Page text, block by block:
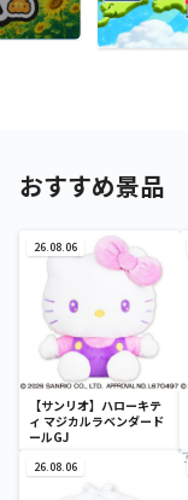
おすすめ景品
26.08.06
【サンリオ】ハローキテ
ィ マジカルラベンダード
ールGJ
26.08.06